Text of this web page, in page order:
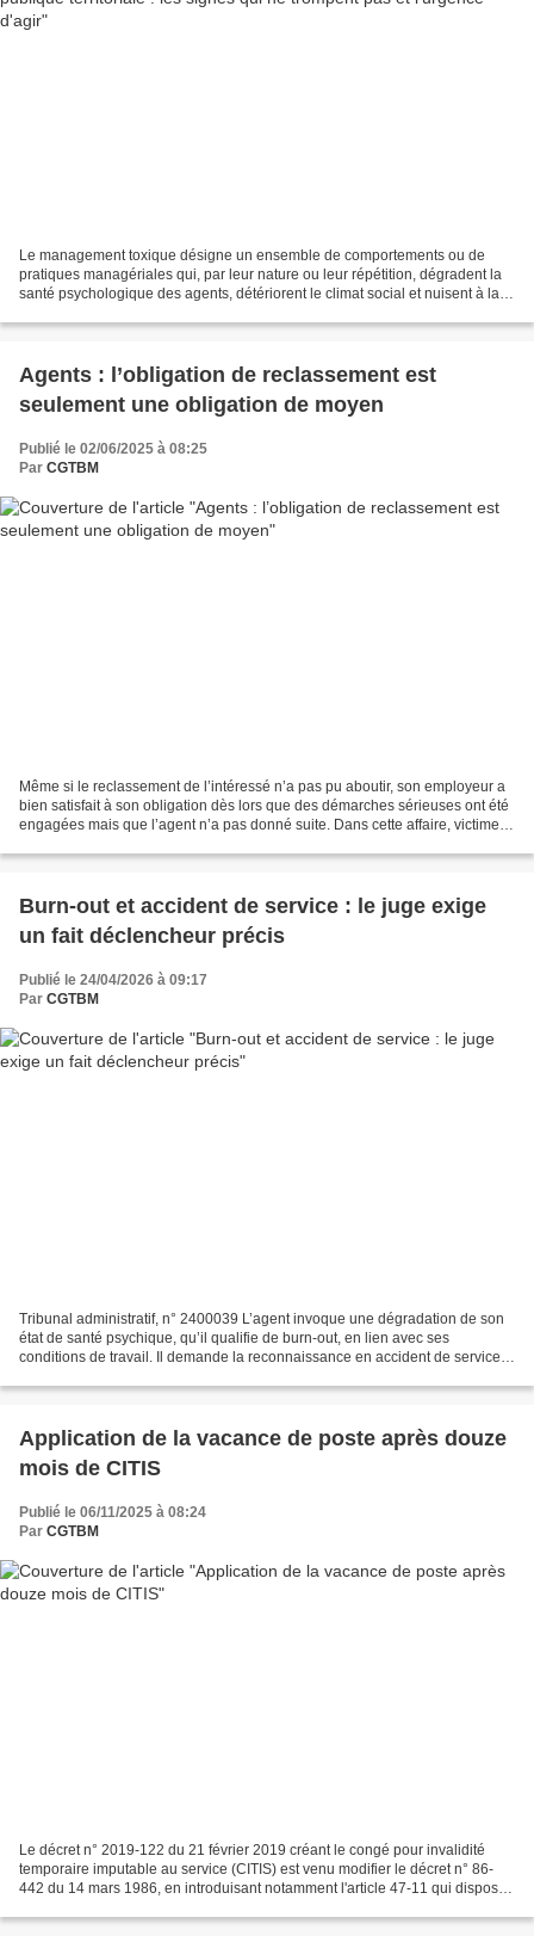
Le management toxique désigne un ensemble de comportements ou de
pratiques managériales qui, par leur nature ou leur répétition, dégradent la
santé psychologique des agents, détériorent le climat social et nuisent à la
Agents : l’obligation de reclassement est
seulement une obligation de moyen
Publié le 02/06/2025 à 08:25
Par CGTBM
Même si le reclassement de l’intéressé n’a pas pu aboutir, son employeur a
bien satisfait à son obligation dès lors que des démarches sérieuses ont été
engagées mais que l’agent n’a pas donné suite. Dans cette affaire, victime
Burn-out et accident de service : le juge exige
un fait déclencheur précis
Publié le 24/04/2026 à 09:17
Par CGTBM
Tribunal administratif, n° 2400039 L’agent invoque une dégradation de son
état de santé psychique, qu’il qualifie de burn-out, en lien avec ses
conditions de travail. Il demande la reconnaissance en accident de service
Application de la vacance de poste après douze
mois de CITIS
Publié le 06/11/2025 à 08:24
Par CGTBM
Le décret n° 2019-122 du 21 février 2019 créant le congé pour invalidité
temporaire imputable au service (CITIS) est venu modifier le décret n° 86-
442 du 14 mars 1986, en introduisant notamment l'article 47-11 qui dispose